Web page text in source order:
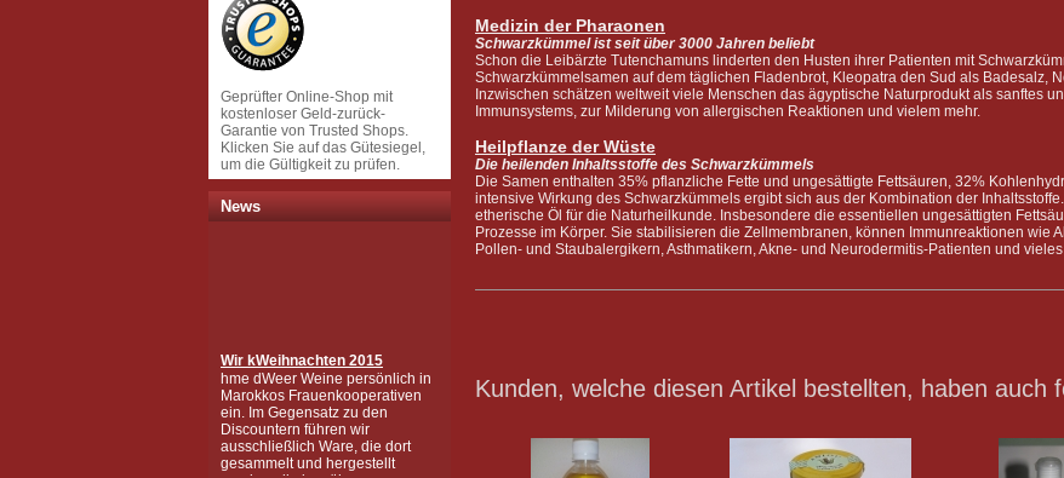
Medizin der Pharaonen
Schwarzkümmel ist seit über 3000 Jahren beliebt
Schon die Leibärzte Tutenchamuns linderten den Husten ihrer Patienten mit
Schwarzkümmelsamen auf dem täglichen Fladenbrot, Kleopatra den Sud als Badesalz,
Inzwischen schätzen weltweit viele Menschen das ägyptische Naturprodukt als sanftes
Immunsystems, zur Milderung von allergischen Reaktionen und vielem mehr.
Heilpflanze der Wüste
Die heilenden Inhaltsstoffe des Schwarzkümmels
Die Samen enthalten 35% pflanzliche Fette und ungesättigte Fettsäuren, 32%
intensive Wirkung des Schwarzkümmels ergibt sich aus der Kombination der
etherische Öl für die Naturheilkunde. Insbesondere die essentiellen ungesättigten
Prozesse im Körper. Sie stabilisieren die Zellmembranen, können Immunreaktionen wie
Pollen- und Staubalergikern, Asthmatikern, Akne- und Neurodermitis-Patienten und
Kunden, welche diesen Artikel bestellten, haben auch
Geprüfter Online-Shop mit
kostenloser Geld-zurück-
Garantie von Trusted Shops.
Klicken Sie auf das Gütesiegel,
um die Gültigkeit zu prüfen.
News
hme dWeer Weine persönlich in
Marokkos Frauenkooperativen
ein. Im Gegensatz zu den
Discountern führen wir
ausschließlich Ware, die dort
gesammelt und hergestellt
wurden, die in mühsamer